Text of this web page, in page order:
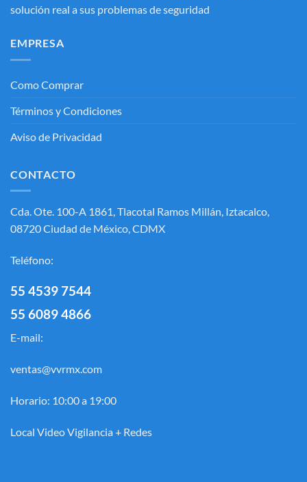
solución real a sus problemas de seguridad
EMPRESA
Como Comprar
Términos y Condiciones
Aviso de Privacidad
CONTACTO
Cda. Ote. 100-A 1861, Tlacotal Ramos Millán, Iztacalco,
08720 Ciudad de México, CDMX
Teléfono:
55 4539 7544
55 6089 4866
E-mail:
ventas@vvrmx.com
Horario: 10:00 a 19:00
Local Video Vigilancia + Redes